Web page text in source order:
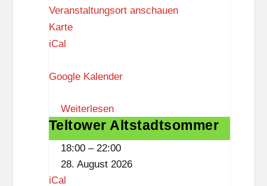
Veranstaltungsort anschauen
KarteR
s
a
a
g
iCal
Google Kalender
Weiterlesen
Teltower
Altstadtsommer
Teltower Altstadtsommer
18:00 – 22:00
28. August 2026
iCal